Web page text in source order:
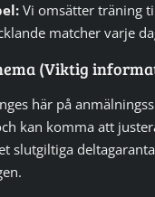
Vi omsätter träning
matcher varje
(Viktig
här på
kan komma att
slutgiltiga